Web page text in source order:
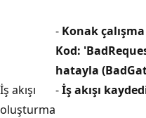
- Konak
Kod:
hatayla
İş akışı
oluşturma
-İş akışı